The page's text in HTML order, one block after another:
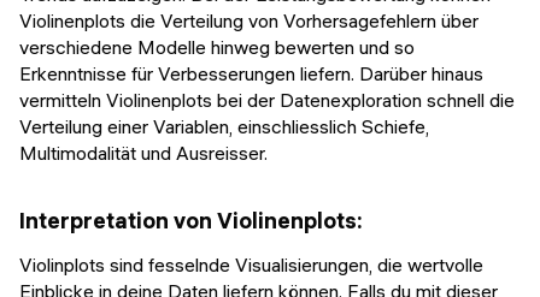
Violinenplots die Verteilung von Vorhersagefehlern über
verschiedene Modelle hinweg bewerten und so
Erkenntnisse für Verbesserungen liefern. Darüber hinaus
vermitteln Violinenplots bei der Datenexploration schnell die
Verteilung einer Variablen, einschliesslich Schiefe,
Multimodalität und Ausreisser.
Interpretation von Violinenplots:
Violinplots sind fesselnde Visualisierungen, die wertvolle
Einblicke in deine Daten liefern können. Falls du mit dieser